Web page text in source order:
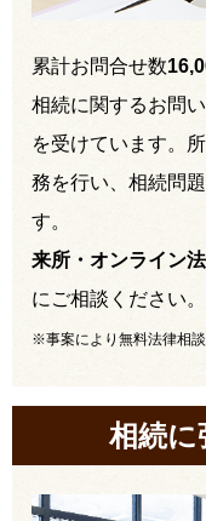
累計お問合せ数
相続に関するお問
を受けています。
務を行い、相続問
す。
来所・オンライン
にご相談ください。
※事案により無料法律相談
相続に